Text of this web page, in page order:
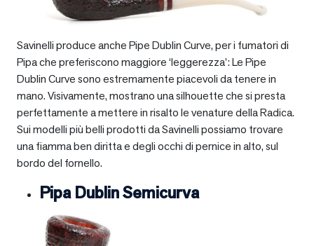
Savinelli produce anche Pipe Dublin Curve, per i fumatori di
Pipa che preferiscono maggiore ‘leggerezza’: Le Pipe
Dublin Curve sono estremamente piacevoli da tenere in
mano. Visivamente, mostrano una silhouette che si presta
perfettamente a mettere in risalto le venature della Radica.
Sui modelli più belli prodotti da Savinelli possiamo trovare
una fiamma ben diritta e degli occhi di pernice in alto, sul
bordo del fornello.
Pipa Dublin Semicurva